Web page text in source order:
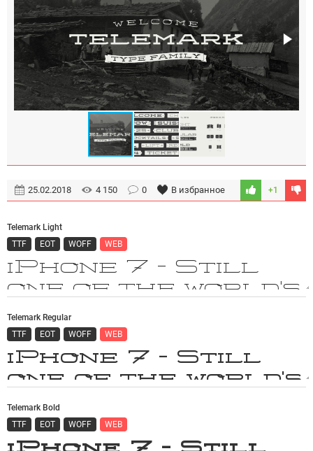
25.02.2018 4 150 0 В избранное +1
Telemark Light
TTF
EOT WOFF WEB
Telemark Regular
TTF
EOT WOFF WEB
Telemark Bold
TTF
EOT WOFF WEB